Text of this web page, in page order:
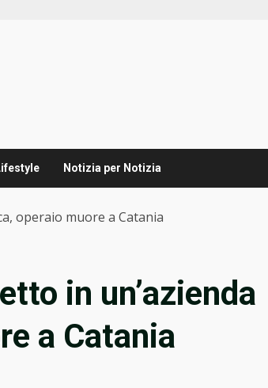
Notizia per Notizia
operaio muore a Catania
in un’azienda
a Catania